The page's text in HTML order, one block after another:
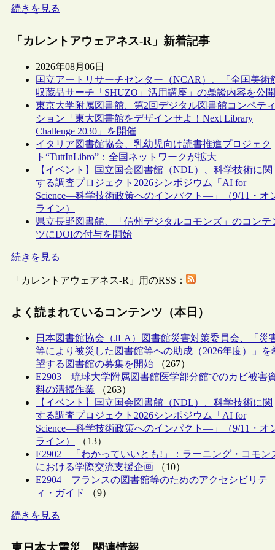
続きを見る
「カレントアウェアネス-R」新着記事
2026年08月06日
国立アートリサーチセンター（NCAR）、「全国美術
収蔵品サーチ「SHŪZŌ」活用講座」の鼎談内容を公開
東京大学附属図書館、第2回デジタル図書館コンペティ
ション「東大図書館をデザインせよ！Next Library
Challenge 2030」を開催
イタリア図書館協会、乳幼児向け読書推進プロジェク
ト“TuttInLibro”：全国ネットワークが拡大
【イベント】国立国会図書館（NDL）、科学技術に関
する調査プロジェクト2026シンポジウム「AI for
Science―科学技術政策へのインパクト―」（9/11・オ
ライン）
県立長野図書館、「信州デジタルコモンズ」のコンテ
ツにDOIの付与を開始
続きを見る
「カレントアウェアネス-R」用のRSS：
よく読まれているコンテンツ（本日）
日本図書館協会（JLA）図書館災害対策委員会、「災
等により被災した図書館等への助成（2026年度）」を
望する図書館の募集を開始 （267）
E2903 – 琉球大学附属図書館医学部分館でのカビ被害
料の清掃作業 （263）
【イベント】国立国会図書館（NDL）、科学技術に関
する調査プロジェクト2026シンポジウム「AI for
Science―科学技術政策へのインパクト―」（9/11・オ
ライン）
（13）
E2902 – 「わかっていいとも!」：ラーニング・コモン
における学際交流支援企画 （10）
E2904 – フランスの図書館等のためのアクセシビリテ
ィ・ガイド
（9）
続きを見る